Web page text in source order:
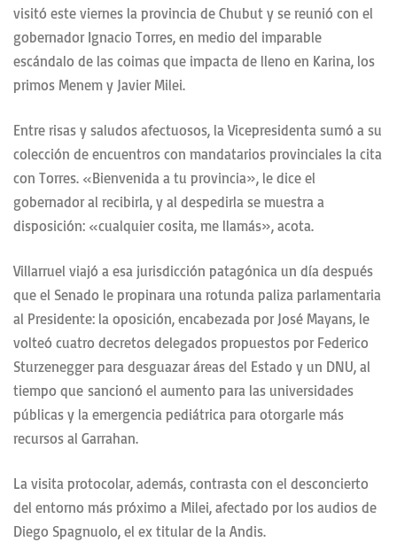
visitó este viernes la provincia de Chubut y se reunió con el
gobernador Ignacio Torres, en medio del imparable
escándalo de las coimas que impacta de lleno en Karina, los
primos Menem y Javier Milei.
Entre risas y saludos afectuosos, la Vicepresidenta sumó a su
colección de encuentros con mandatarios provinciales la cita
con Torres. «Bienvenida a tu provincia», le dice el
gobernador al recibirla, y al despedirla se muestra a
disposición: «cualquier cosita, me llamás», acota.
Villarruel viajó a esa jurisdicción patagónica un día después
que el Senado le propinara una rotunda paliza parlamentaria
al Presidente: la oposición, encabezada por José Mayans, le
volteó cuatro decretos delegados propuestos por Federico
Sturzenegger para desguazar áreas del Estado y un DNU, al
tiempo que sancionó el aumento para las universidades
públicas y la emergencia pediátrica para otorgarle más
recursos al Garrahan.
La visita protocolar, además, contrasta con el desconcierto
del entorno más próximo a Milei, afectado por los audios de
Diego Spagnuolo, el ex titular de la Andis.